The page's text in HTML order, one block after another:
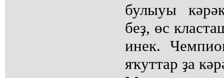
булыуы
беҙ, өс
инек.
яҡуттар ҙа